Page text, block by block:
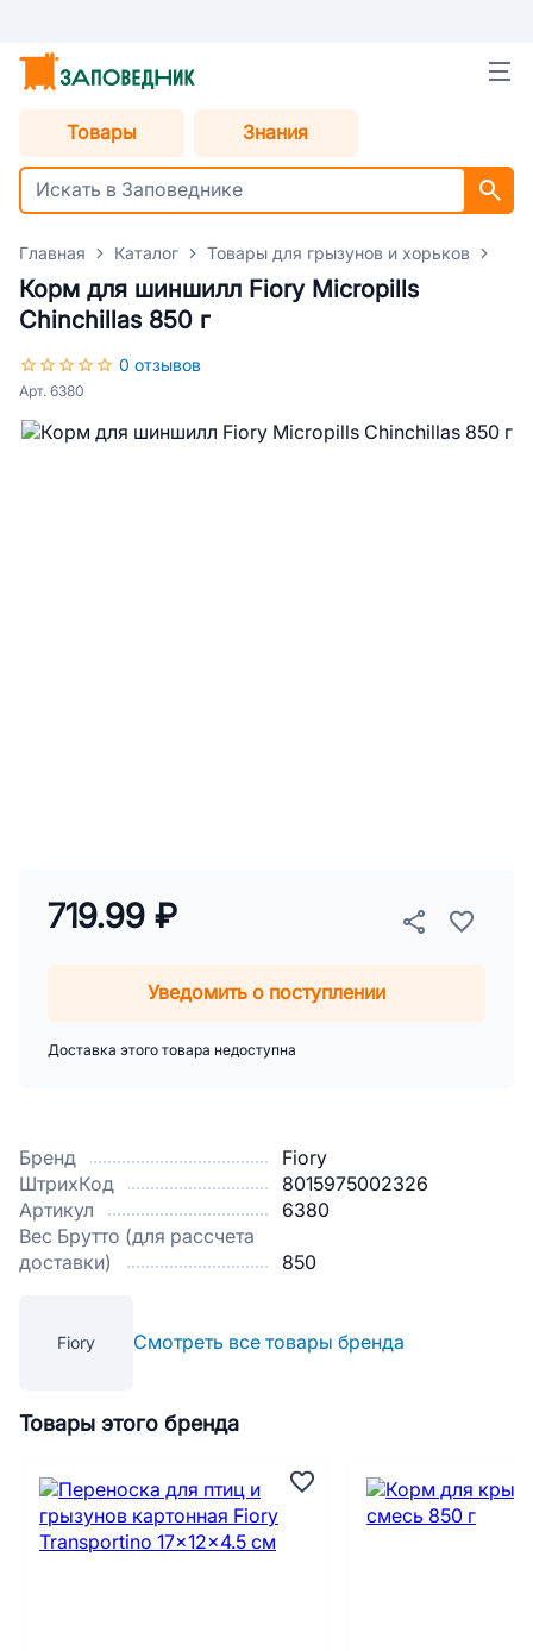
Товары Знания
Главная Каталог Товары для грызунов и хорьков
Корм для шиншилл Fiory Micropills
Chinchillas 850 г
0 отзывов
Арт. 6380
Бренд
Fiory
ШтрихКод
8015975002326
Артикул
6380
Вес Брутто (для рассчета
доставки)
850
Fiory Смотреть все товары бренда
719.99 ₽
Уведомить о поступлении
Доставка этого товара недоступна
Товары этого бренда